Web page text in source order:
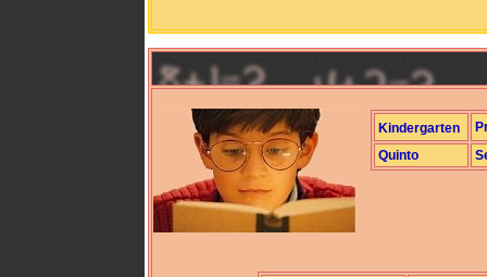
Kindergarten
Quinto